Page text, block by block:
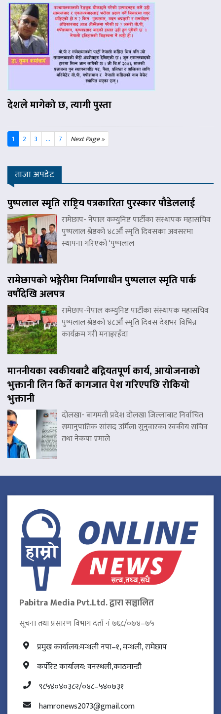
देशले मागेको छ, त्यागी पुस्ता
1 2 3 ... 7 Next Page »
ताजा अपडेट
पुष्पलाल स्मृति राष्ट्रिय पत्रकारिता पुरस्कार पौडेललाई
रामेछाप- नेपाल कम्युनिष्ट पार्टीका संस्थापक महासचिव
पुष्पलाल श्रेष्ठको ४८औँ स्मृति दिवसका अवसरमा
स्थापना गरिएको ‘पुष्पलाल
रामेछापको भङ्गेरीमा निर्माणाधीन पुष्पलाल स्मृति पार्क
वर्षौंदेखि अलपत्र
रामेछाप-नेपाल कम्युनिष्ट पार्टीका संस्थापक महासचिव
पुष्पलाल श्रेष्ठको ४८औँ स्मृति दिवस देशभर विभिन्न
कार्यक्रम गरी मनाइरहँदा
माननीयका स्वकीयबाटै बद्नियतपूर्ण कार्य, आयोजनाको
भुक्तानी लिन किर्ते कागजात पेश गरिएपछि रोकियो
भुक्तानी
दोलखा- बागमती प्रदेश दोलखा जिल्लाबाट निर्वाचित
समानुपातिक सांसद उर्मिला सुनुवारका स्वकीय सचिव
तथा नेकपा एमाले
Pabitra Media Pvt.Ltd. द्वारा सञ्चालित
सूचना तथा प्रसारण विभाग दर्ता नं ७६८/०७४–७५
प्रमुख कार्यालय:मन्थली नपा–१, मन्थली, रामेछाप
कर्पोरेट कार्यालय: वनस्थली,काठमान्डौ
९८५४०४०३८२/०४८–५४०७३१
hamronews2073@gmail.com